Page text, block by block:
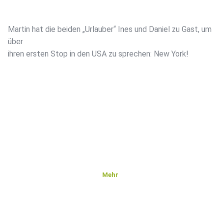
Martin hat die beiden „Urlauber“ Ines und Daniel zu Gast, um
über
ihren ersten Stop in den USA zu sprechen: New York!
Mehr